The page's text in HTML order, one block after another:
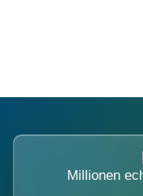
Millionen